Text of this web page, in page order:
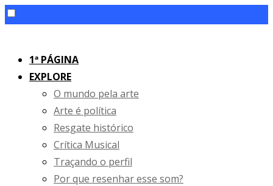
content1ª PÁGINA
EXPLORE
O mundo pela arte
Arte é política
Resgate histórico
Crítica Musical
Traçando o perfil
Por que resenhar esse som?